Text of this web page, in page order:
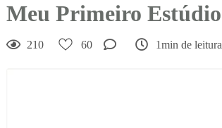
Meu Primeiro Estúdio
210 60 1min de leitura